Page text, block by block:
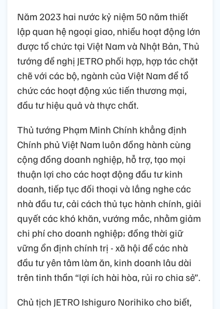
Năm 2023 hai nước kỷ niệm 50 năm thiết
lập quan hệ ngoại giao, nhiều hoạt động lớn
được tổ chức tại Việt Nam và Nhật Bản, Thủ
tướng đề nghị JETRO phối hợp, hợp tác chặt
chẽ với các bộ, ngành của Việt Nam để tổ
chức các hoạt động xúc tiến thương mại,
đầu tư hiệu quả và thực chất.
Thủ tướng Phạm Minh Chính khẳng định
Chính phủ Việt Nam luôn đồng hành cùng
cộng đồng doanh nghiệp, hỗ trợ, tạo mọi
thuận lợi cho các hoạt động đầu tư kinh
doanh, tiếp tục đối thoại và lắng nghe các
nhà đầu tư, cải cách thủ tục hành chính, giải
quyết các khó khăn, vướng mắc, nhằm giảm
chi phí cho doanh nghiệp; đồng thời giữ
vững ổn định chính trị - xã hội để các nhà
đầu tư yên tâm làm ăn, kinh doanh lâu dài
trên tinh thần “lợi ích hài hòa, rủi ro chia sẻ”.
Chủ tịch JETRO Ishiguro Norihiko cho biết,